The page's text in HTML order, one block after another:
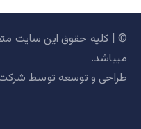
© | کلیه حقوق این سایت
میباشد.
طراحی و توسعه توسط